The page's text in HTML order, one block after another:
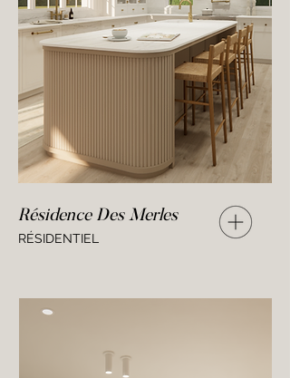
Résidence Des Merles
RÉSIDENTIEL